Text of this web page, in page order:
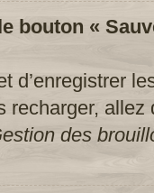
bouton «
d’enregistrer
recharger, allez
des